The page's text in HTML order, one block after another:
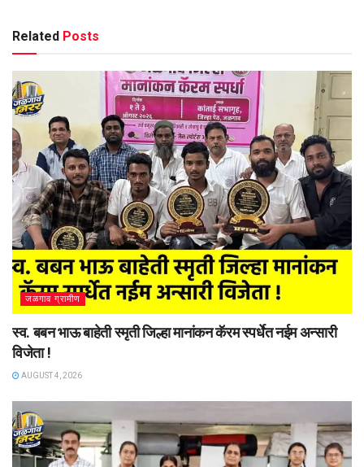
Related Posts
जळगाव ग्रामीण
स्व. बबन भाऊ बाहेती स्मृती जिल्हा मानांकन कॅरम स्पर्धेत नईम अन्सारी
विजेता !
AUGUST 4, 2026